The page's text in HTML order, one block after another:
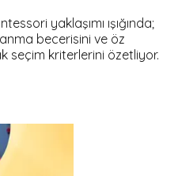
yaklaşımı ışığında;
becerisini ve öz
seçim kriterlerini özetliyor.